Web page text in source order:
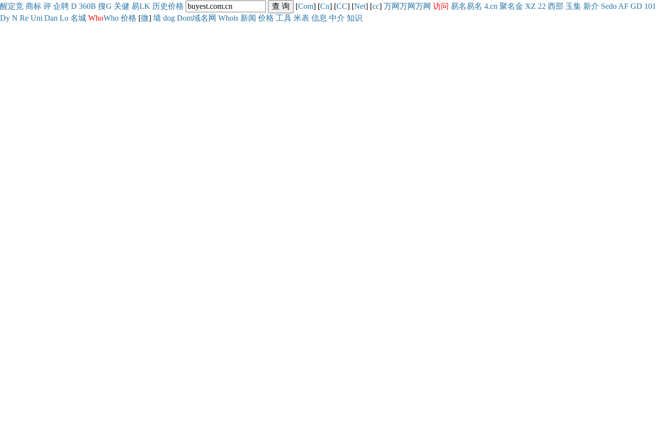
醒定竞 商标 评 企聘 D 360B 搜G 关健 易LK 历史价格 [Com] [Cn] [CC] [Net] [cc] 万网万网万网 访问 易名易名 4.cn 聚名金 XZ 22 西部 玉集 新介 Sedo AF GD 101
Dy N Re Uni Dan Lo 名城 WhoWho 价格 [微] 墙 dog Dom域名网 Whois 新闻 价格 工具 米表 信息 中介 知识